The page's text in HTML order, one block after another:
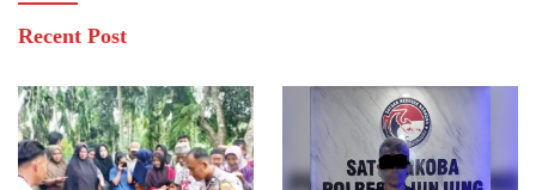
Recent Post